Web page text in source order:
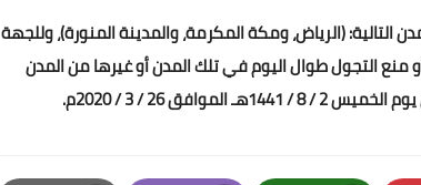
(الرياض، ومكة المكرمة، والمدينة المنورة)، وللجهة
منع التجول طوال اليوم في تلك المدن أو غيرها من المدن
26 / 3 / 2020م.